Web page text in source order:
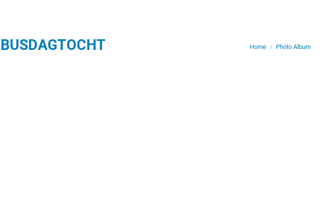
BUSDAGTOCHT Je bent hier:
Home Photo Album